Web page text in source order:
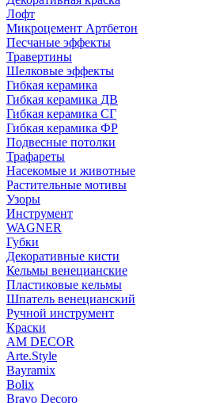
Лофт
Микроцемент Артбетон
Песчаные эффекты
Травертины
Шелковые эффекты
Гибкая керамика
Гибкая керамика ДВ
Гибкая керамика СГ
Гибкая керамика ФР
Подвесные потолки
Трафареты
Насекомые и животные
Растительные мотивы
Узоры
Инструмент
WAGNER
Губки
Декоративные кисти
Кельмы венецианские
Пластиковые кельмы
Шпатель венецианский
Ручной инструмент
Краски
AM DECOR
Arte.Style
Bayramix
Bolix
Bravo Decoro